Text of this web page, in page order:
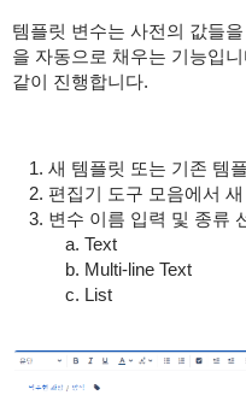
템플릿 변수는 사전의 값들
을 자동으로 채우는 기능입
같이 진행합니다.
새 템플릿 또는 기존 템
편집기 도구 모음에서
변수 이름 입력 및 종류
Text
Multi-line Text
List